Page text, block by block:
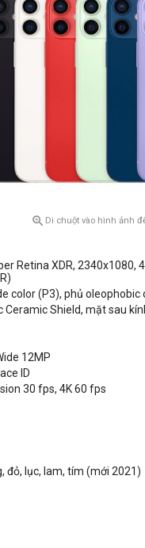
 Di chuột vào hình ảnh
Retina XDR, 2340x1080,
color (P3), phủ
Shield, mặt sau
12MP
ID
30 fps, 4K 60 fps
đỏ, lục, lam, tím (mới 2021)